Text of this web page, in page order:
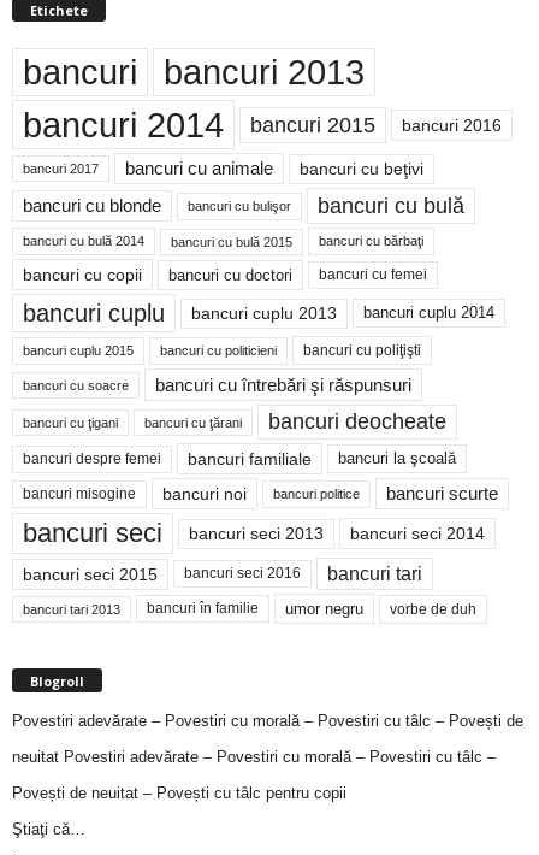
Etichete
bancuri bancuri 2013
bancuri 2014 bancuri 2015 bancuri 2016
bancuri 2017 bancuri cu animale bancuri cu beţivi
bancuri cu blonde bancuri cu bulişor bancuri cu bulă
bancuri cu bulă 2014 bancuri cu bulă 2015 bancuri cu bărbaţi
bancuri cu copii bancuri cu doctori bancuri cu femei
bancuri cuplu bancuri cuplu 2013 bancuri cuplu 2014
bancuri cuplu 2015 bancuri cu politicieni bancuri cu poliţişti
bancuri cu soacre bancuri cu întrebări şi răspunsuri
bancuri cu ţigani bancuri cu ţărani bancuri deocheate
bancuri despre femei bancuri familiale bancuri la şcoală
bancuri misogine bancuri noi bancuri politice bancuri scurte
bancuri seci bancuri seci 2013 bancuri seci 2014
bancuri seci 2015 bancuri seci 2016 bancuri tari
bancuri tari 2013 bancuri în familie umor negru vorbe de duh
Blogroll
Povestiri adevărate – Povestiri cu morală – Povestiri cu tâlc – Povești de
neuitat Povestiri adevărate – Povestiri cu morală – Povestiri cu tâlc –
Povești de neuitat – Povești cu tâlc pentru copii
Ştiaţi că…